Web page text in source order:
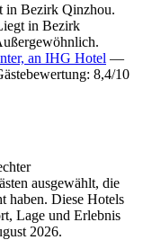
Bezirk Qinzhou.
in Bezirk
an IHG Hotel —
8,4/10
ausgewählt, die
haben. Diese Hotels
Lage und Erlebnis
2026.